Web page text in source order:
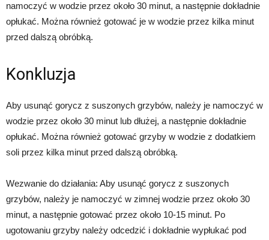
namoczyć w wodzie przez około 30 minut, a następnie dokładnie
opłukać. Można również gotować je w wodzie przez kilka minut
przed dalszą obróbką.
Konkluzja
Aby usunąć gorycz z suszonych grzybów, należy je namoczyć w
wodzie przez około 30 minut lub dłużej, a następnie dokładnie
opłukać. Można również gotować grzyby w wodzie z dodatkiem
soli przez kilka minut przed dalszą obróbką.
Wezwanie do działania: Aby usunąć gorycz z suszonych
grzybów, należy je namoczyć w zimnej wodzie przez około 30
minut, a następnie gotować przez około 10-15 minut. Po
ugotowaniu grzyby należy odcedzić i dokładnie wypłukać pod